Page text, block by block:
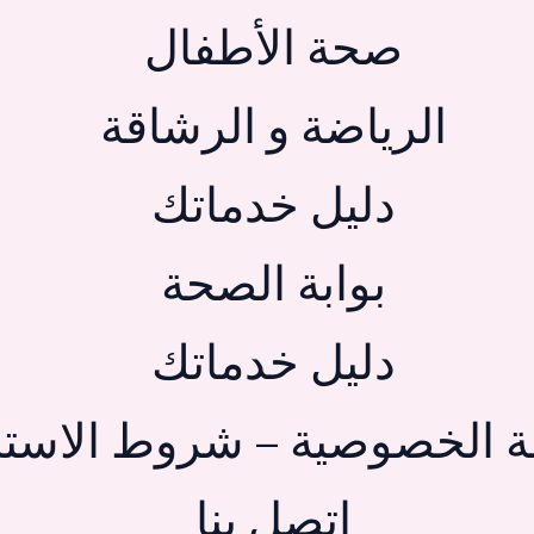
صحة الأطفال
الرياضة و الرشاقة
دليل خدماتك
بوابة الصحة
دليل خدماتك
الخصوصية – شروط